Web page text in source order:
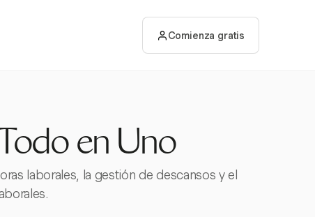
Comienza gratis
en Uno
laborales, la gestión de descansos y el